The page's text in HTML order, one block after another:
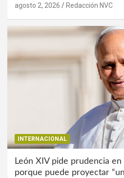
agosto 2, 2026 Redacción NVC
INTERNACIONAL
León XIV pide prudencia
porque puede proyectar